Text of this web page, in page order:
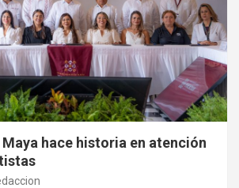
hace historia en atención